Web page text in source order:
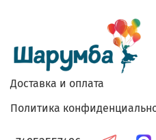
Доставка и оплата
Политика